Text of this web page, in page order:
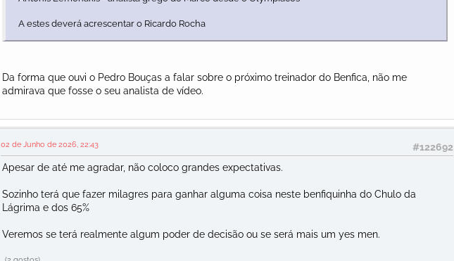
A estes deverá acrescentar o Ricardo Rocha
Da forma que ouvi o Pedro Bouças a falar sobre o próximo treinador do Benfica, não me
admirava que fosse o seu analista de vídeo.
#122692
02 de Junho de 2026, 22:43
Apesar de até me agradar, não coloco grandes expectativas.
Sozinho terá que fazer milagres para ganhar alguma coisa neste benfiquinha do Chulo da
Lágrima e dos 65%
Veremos se terá realmente algum poder de decisão ou se será mais um yes men.